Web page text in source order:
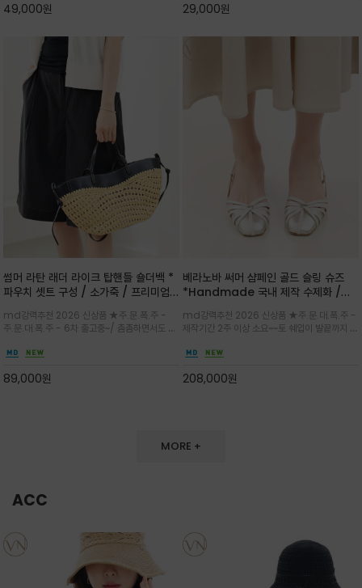
49,000원
해져 완성
29,000원
썸머 라탄 래더 라이크 탑핸들 숄더백 *
파우치 셋트 구성 / 소가죽 / 프리미엄
라이크 배색이 조화롭게 어우러진 탑핸
들 숄더백
md강력추천 2026 신상품 ★주.문.폭.주 -
주.문.대.폭.주 - 6차 출고중~/ 촘촘하면서도 입
만들며 부드러운 곡선의 바스켓 실루엣에 넉넉한
양한 연출이
89,000원
베라노바 써머 샴페인 골드 슬링 슈즈
*Handmade 국내 제작 수제화 /은
스럽게 밝혀주는 슬링백 플랫슈
md강력추천 2026 신상품 ★주.문.대.폭.주 -
제작기간 2주 이상 소요~~토 쉐입이 발끝까지 세
끔한 디자인과 베이직한 컬러감으로 높은 활용도
일까지 두루 잘 어울리는 활2
208,000원
MORE +
ACC